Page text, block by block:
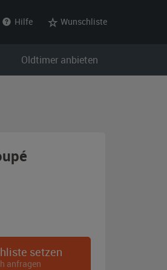
Hilfe Wunschliste
Oldtimer anbieten
setzen
anfragen